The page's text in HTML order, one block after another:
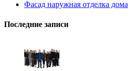
Фасад наружная отделка дома
Последние записи